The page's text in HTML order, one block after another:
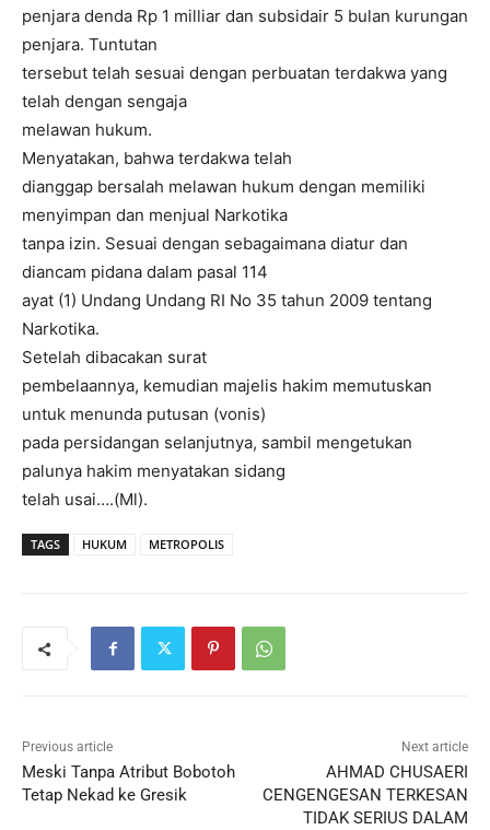
penjara denda Rp 1 milliar dan subsidair 5 bulan kurungan
penjara. Tuntutan
tersebut telah sesuai dengan perbuatan terdakwa yang
telah dengan sengaja
melawan hukum.
Menyatakan, bahwa terdakwa telah
dianggap bersalah melawan hukum dengan memiliki
menyimpan dan menjual Narkotika
tanpa izin. Sesuai dengan sebagaimana diatur dan
diancam pidana dalam pasal 114
ayat (1) Undang Undang RI No 35 tahun 2009 tentang
Narkotika.
Setelah dibacakan surat
pembelaannya, kemudian majelis hakim memutuskan
untuk menunda putusan (vonis)
pada persidangan selanjutnya, sambil mengetukan
palunya hakim menyatakan sidang
telah usai….(Ml).
TAGS HUKUM METROPOLIS
Previous article
Meski Tanpa Atribut Bobotoh
Tetap Nekad ke Gresik
Next article
AHMAD CHUSAERI
CENGENGESAN TERKESAN
TIDAK SERIUS DALAM